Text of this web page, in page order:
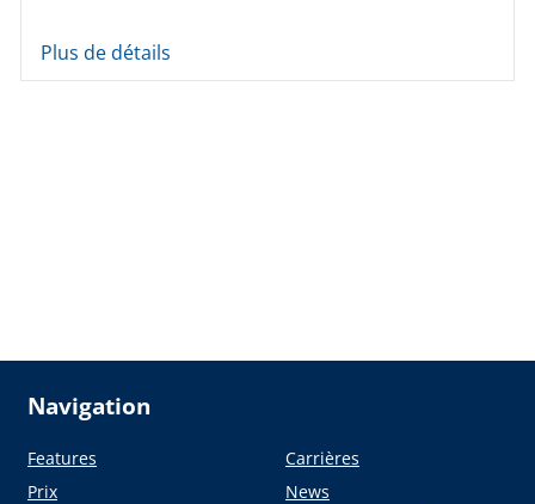
Plus de détails
Navigation
Features
Prix
Carrières
News